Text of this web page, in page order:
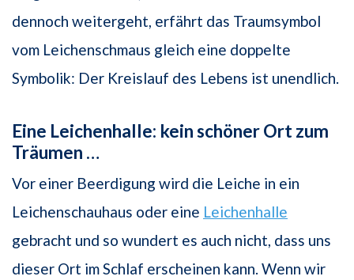
dennoch weitergeht, erfährt das Traumsymbol
vom Leichenschmaus gleich eine doppelte
Symbolik: Der Kreislauf des Lebens ist unendlich.
Eine Leichenhalle: kein schöner Ort zum
Träumen …
Vor einer Beerdigung wird die Leiche in ein
Leichenschauhaus oder eine Leichenhalle
gebracht und so wundert es auch nicht, dass uns
dieser Ort im Schlaf erscheinen kann. Wenn wir